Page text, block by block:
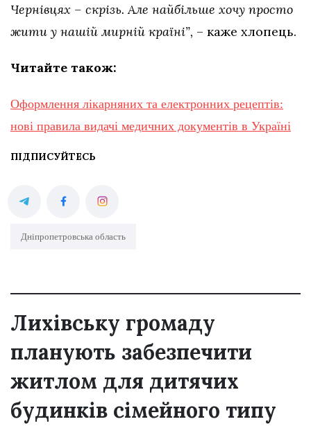
Чернівцях – скрізь. Але найбільше хочу просто
жити у нашій мирній країні”, – каже хлопець.
Читайте також:
Оформлення лікарняних та електронних рецептів:
нові правила видачі медичних документів в Україні
ПІДПИСУЙТЕСЬ
Дніпропетровська область
Лихівську громаду
планують забезпечити
житлом для дитячих
будинків сімейного типу